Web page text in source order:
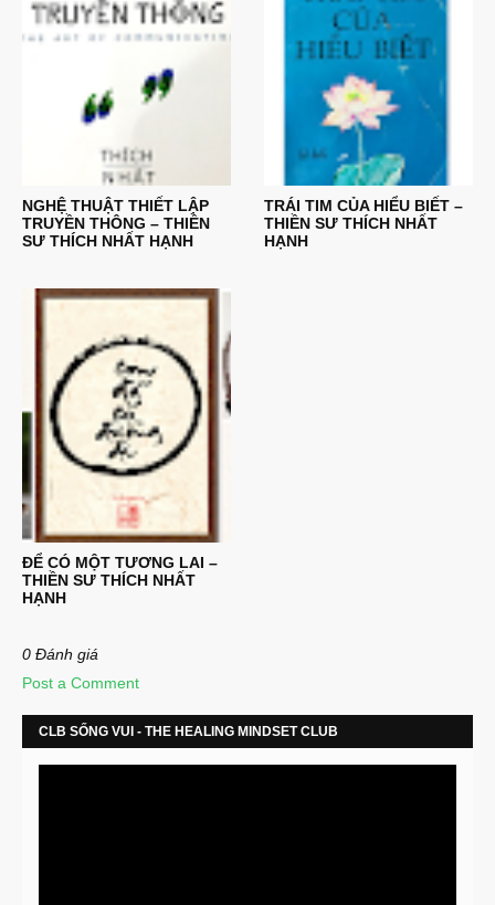
NGHỆ THUẬT THIẾT LẬP
TRUYỀN THÔNG – THIỀN
SƯ THÍCH NHẤT HẠNH
TRÁI TIM CỦA HIỂU BIẾT –
THIỀN SƯ THÍCH NHẤT
HẠNH
ĐỂ CÓ MỘT TƯƠNG LAI –
THIỀN SƯ THÍCH NHẤT
HẠNH
0 Đánh giá
Post a Comment
CLB SỐNG VUI - THE HEALING MINDSET CLUB